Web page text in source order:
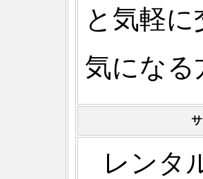
と気軽
気になる
レンタ